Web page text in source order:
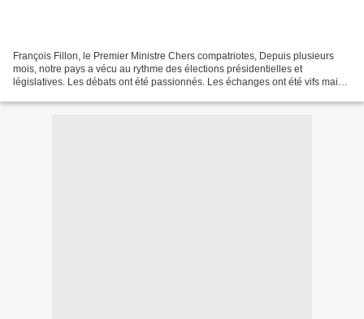
François Fillon, le Premier Ministre Chers compatriotes, Depuis plusieurs
mois, notre pays a vécu au rythme des élections présidentielles et
législatives. Les débats ont été passionnés. Les échanges ont été vifs mais